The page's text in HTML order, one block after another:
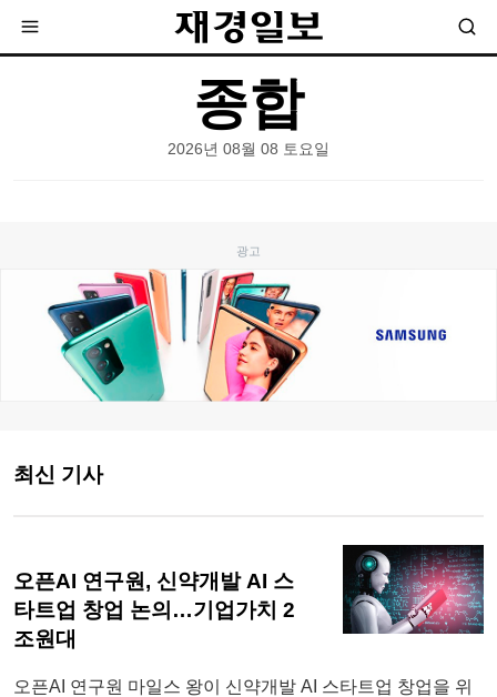
종합
2026년 08월 08 토요일
최신 기사
오픈AI 연구원, 신약개발 AI 스
타트업 창업 논의…기업가치 2
조원대
오픈AI 연구원 마일스 왕이 신약개발 AI 스타트업 창업을 위